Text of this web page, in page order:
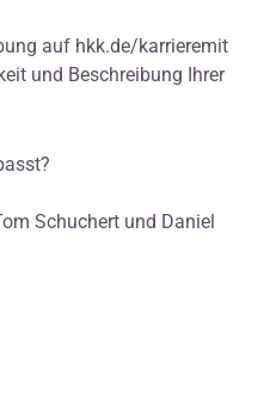
auf hkk.de/karrieremit
und Beschreibung Ihrer
Schuchert und Daniel